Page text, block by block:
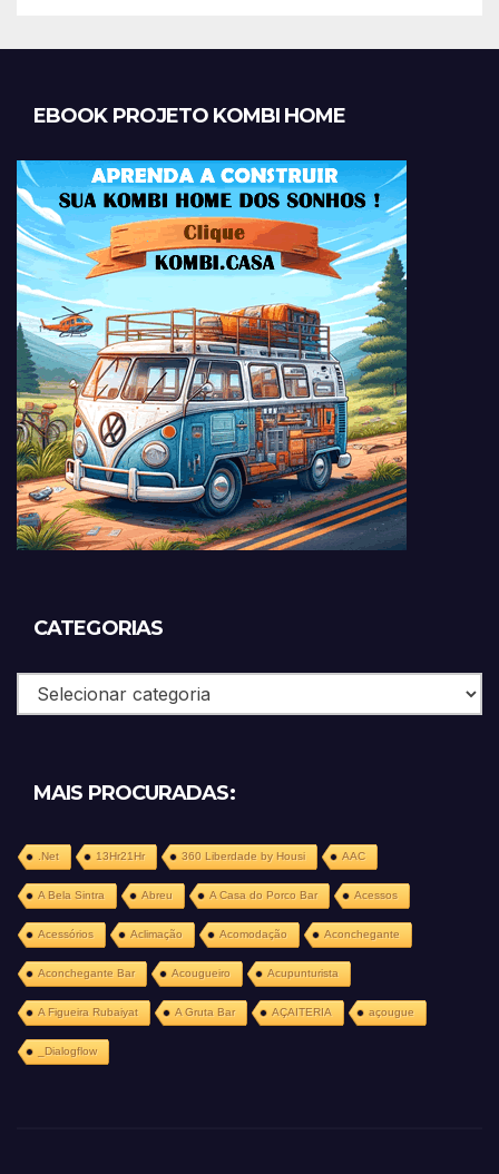
EBOOK PROJETO KOMBI HOME
CATEGORIAS
Categorias
MAIS PROCURADAS:
.Net 13Hr21Hr 360 Liberdade by Housi AAC
A Bela Sintra Abreu A Casa do Porco Bar Acessos
Acessórios Aclimação Acomodação Aconchegante
Aconchegante Bar Acougueiro Acupunturista
A Figueira Rubaiyat A Gruta Bar AÇAITERIA açougue
_Dialogflow